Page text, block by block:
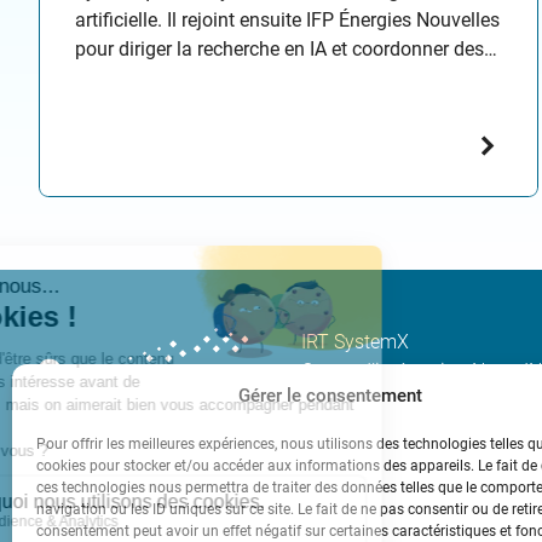
Gérer le consentement
Pour offrir les meilleures expériences, nous utilisons des technologies telles
cookies pour stocker et/ou accéder aux informations des appareils. Le fait de
ces technologies nous permettra de traiter des données telles que le
navigation ou les ID uniques sur ce site. Le fait de ne pas consentir ou de
consentement peut avoir un effet négatif sur certaines caractéristiques et
artificielle. Il rejoint ensuite IFP Énergies Nouvelles
pour diriger la recherche en IA et coordonner des
comme responsable du département STIC, rejoint
IRT SystemX
Centre d’intégration Nano-
2, Boulevard Thomas Gobert
Tél. +33(0)1 69 08 06 17
contact[at]irt-systemx.fr